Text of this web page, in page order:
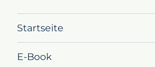
Startseite
E-Book